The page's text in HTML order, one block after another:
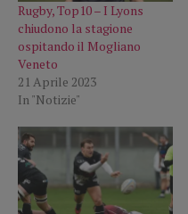
Rugby, Top10 – I Lyons
chiudono la stagione
ospitando il Mogliano
Veneto
21 Aprile 2023
In "Notizie"